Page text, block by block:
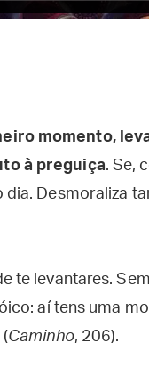
momento,
à preguiça. Se,
Desmoraliza
te levantares.
aí tens uma
Caminho, 206).